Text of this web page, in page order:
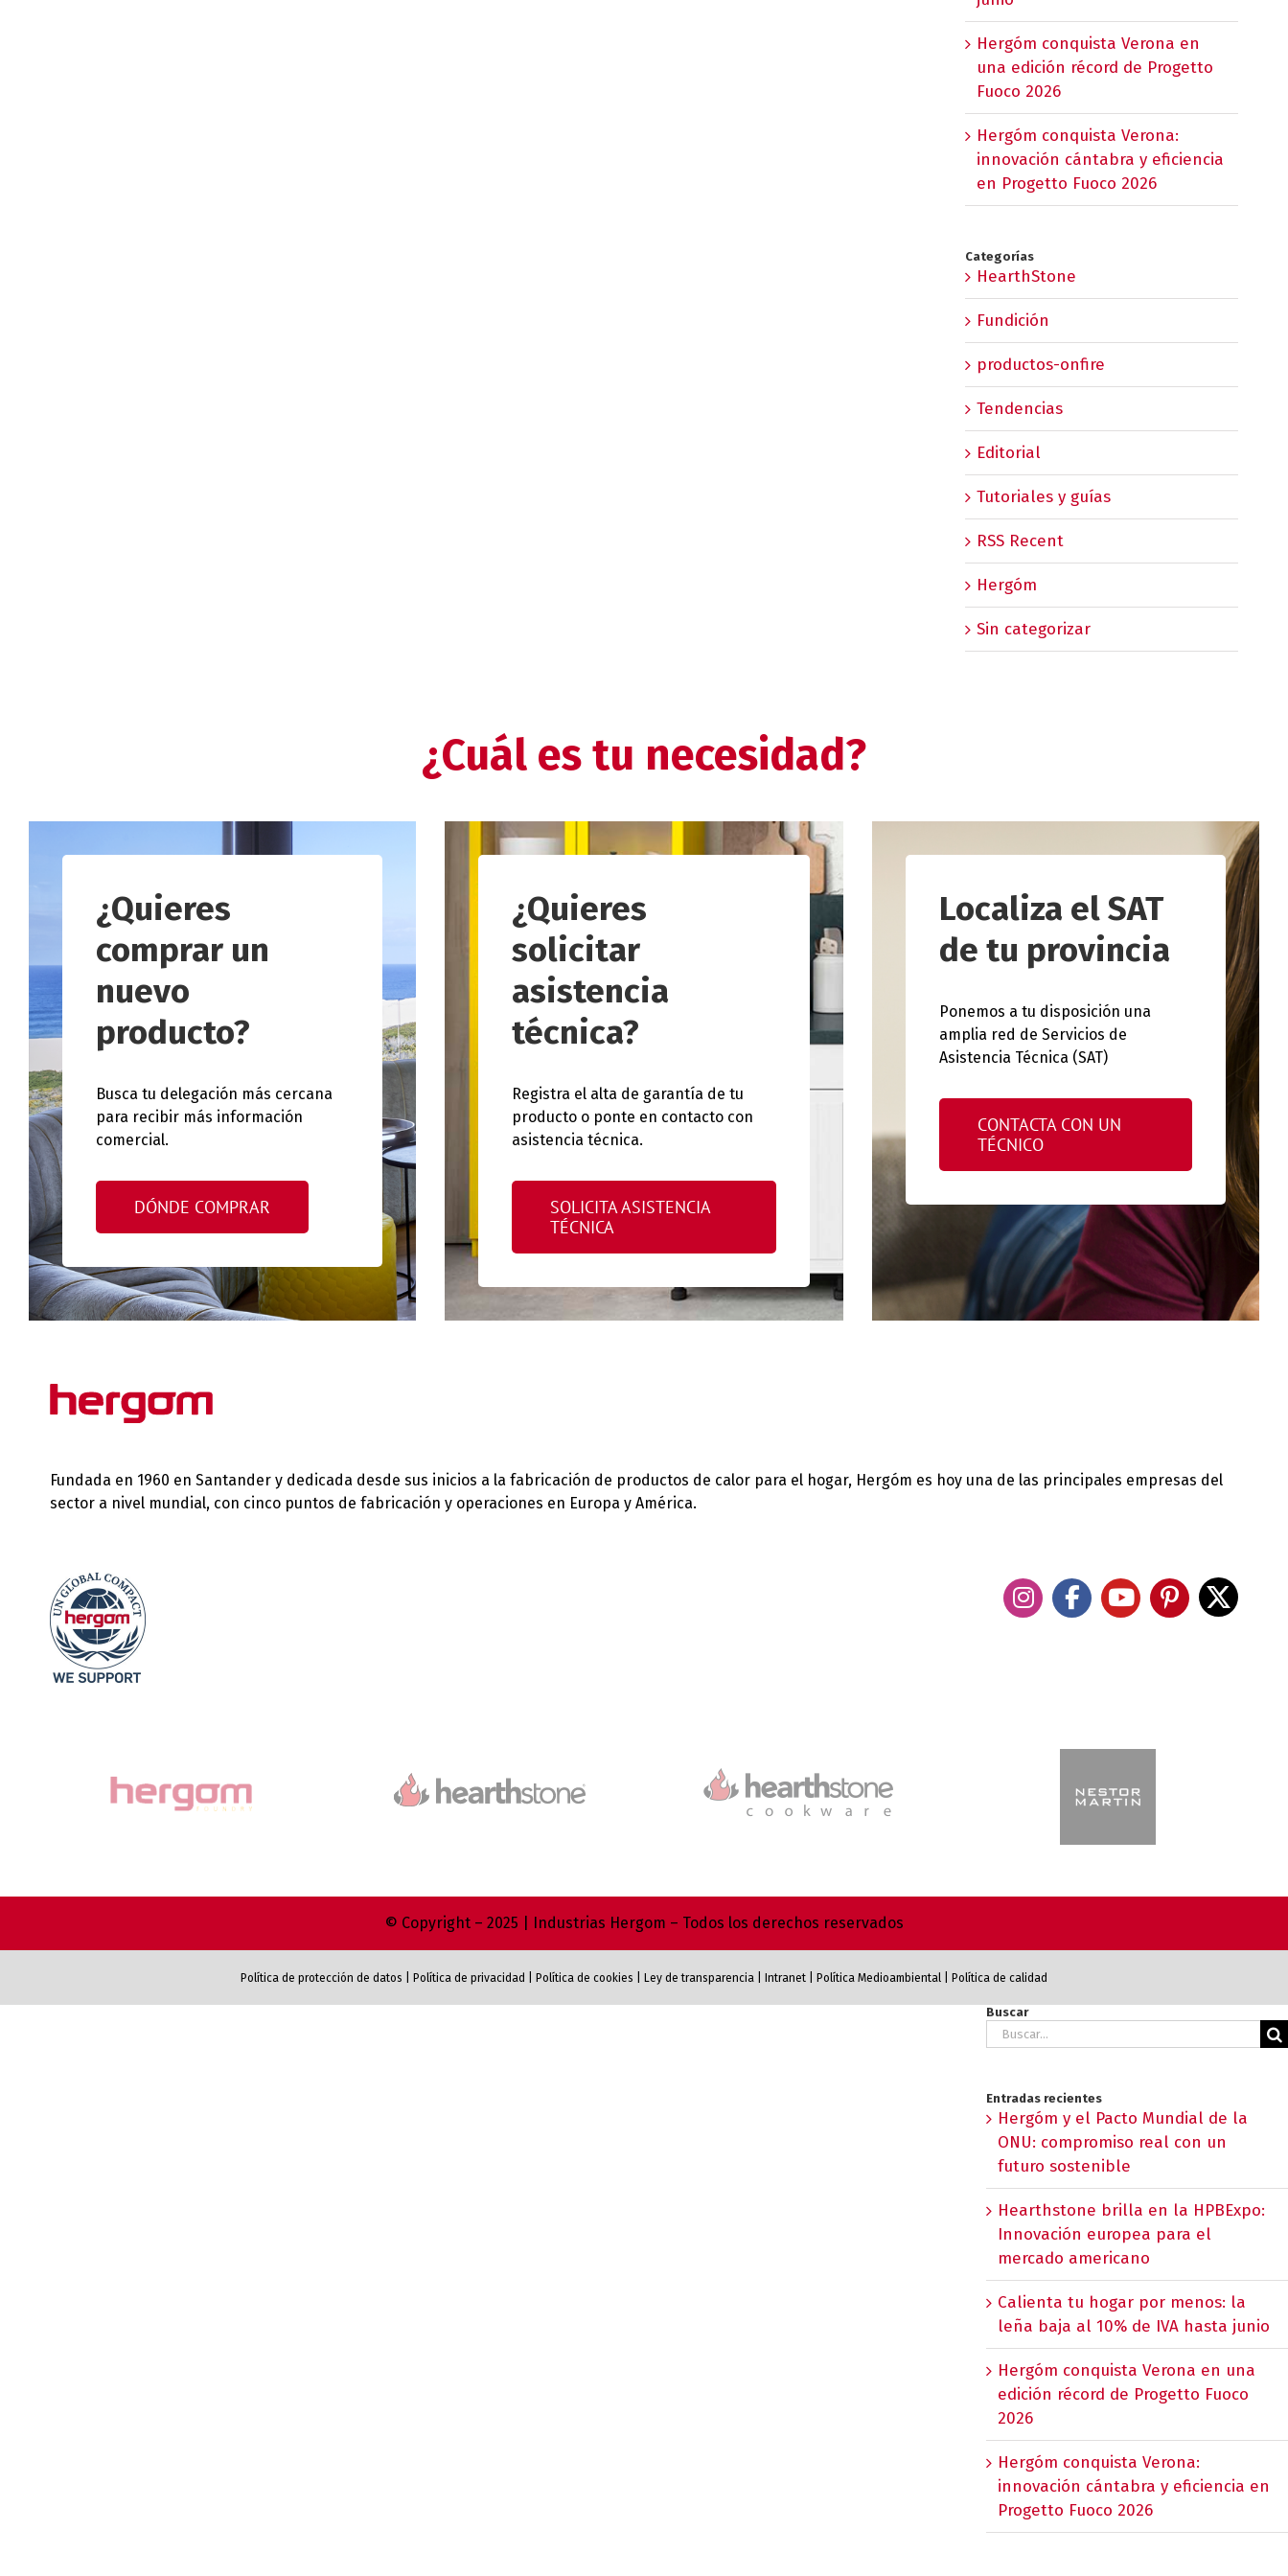
Hergóm conquista Verona en
una edición récord de Progetto
Fuoco 2026
Hergóm conquista Verona:
innovación cántabra y eficiencia
en Progetto Fuoco 2026
Categorías
HearthStone
Fundición
productos-onfire
Tendencias
Editorial
Tutoriales y guías
RSS Recent
Hergóm
Sin categorizar
¿Cuál es tu necesidad?
¿Quieres
comprar un
nuevo
producto?
Busca tu delegación más cercana
para recibir más información
comercial.
DÓNDE COMPRAR
¿Quieres
solicitar
asistencia
técnica?
Registra el alta de garantía de tu
producto o ponte en contacto con
asistencia técnica.
SOLICITA ASISTENCIA
TÉCNICA
Localiza el SAT
de tu provincia
Ponemos a tu disposición una
amplia red de Servicios de
Asistencia Técnica (SAT)
CONTACTA CON UN
TÉCNICO
Fundada en 1960 en Santander y dedicada desde sus inicios a la fabricación de productos de calor para el hogar, Hergóm es hoy una de las principales empresas del
sector a nivel mundial, con cinco puntos de fabricación y operaciones en Europa y América.
© Copyright – 2025 | Industrias Hergom – Todos los derechos reservados
Política de protección de datos Política de privacidad Política de cookies Ley de transparencia Intranet Política Medioambiental Política de calidad
Buscar
Buscar:
Entradas recientes
Hergóm y el Pacto Mundial de la
ONU: compromiso real con un
futuro sostenible
Hearthstone brilla en la HPBExpo:
Innovación europea para el
mercado americano
Calienta tu hogar por menos: la
leña baja al 10% de IVA hasta junio
Hergóm conquista Verona en una
edición récord de Progetto Fuoco
2026
Hergóm conquista Verona:
innovación cántabra y eficiencia en
Progetto Fuoco 2026